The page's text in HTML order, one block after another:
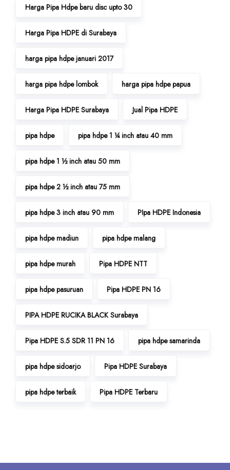
Harga Pipa Hdpe baru disc upto 30
Harga Pipa HDPE di Surabaya
harga pipa hdpe januari 2017
harga pipa hdpe lombok harga pipa hdpe papua
Harga Pipa HDPE Surabaya Jual Pipa HDPE
pipa hdpe pipa hdpe 1 ¼ inch atau 40 mm
pipa hdpe 1 ½ inch atau 50 mm
pipa hdpe 2 ½ inch atau 75 mm
pipa hdpe 3 inch atau 90 mm PIpa HDPE Indonesia
pipa hdpe madiun pipa hdpe malang
pipa hdpe murah Pipa HDPE NTT
pipa hdpe pasuruan Pipa HDPE PN 16
PIPA HDPE RUCIKA BLACK Surabaya
Pipa HDPE S.5 SDR 11 PN 16 pipa hdpe samarinda
pipa hdpe sidoarjo Pipa HDPE Surabaya
pipa hdpe terbaik Pipa HDPE Terbaru